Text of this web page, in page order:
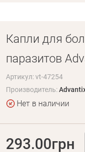
Капли для
паразитов
Артикул: vt-47254
Производитель:
Нет в наличии
293.00грн